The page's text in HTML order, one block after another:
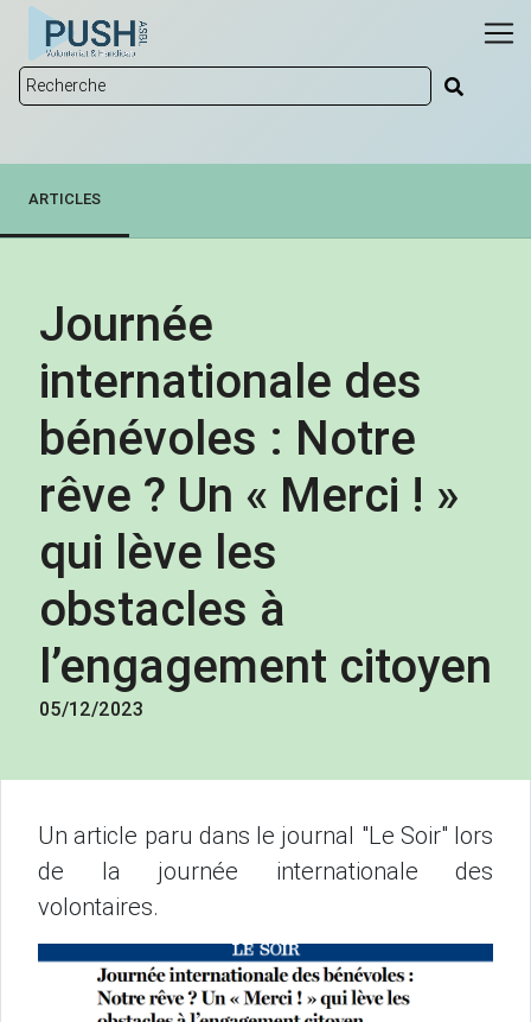
ARTICLES
Journée
internationale des
bénévoles : Notre
rêve ? Un « Merci ! »
qui lève les
obstacles à
l’engagement citoyen
05/12/2023
Un article paru dans le journal "Le Soir" lors
de la journée internationale des
volontaires.